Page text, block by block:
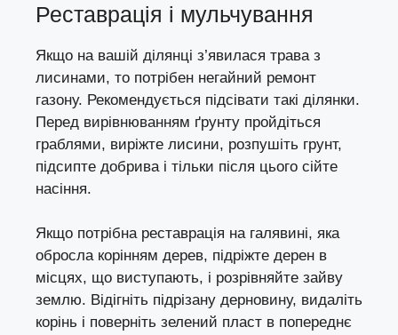
Реставрація і мульчування
Якщо на вашій ділянці з’явилася трава з
лисинами, то потрібен негайний ремонт
газону. Рекомендується підсівати такі ділянки.
Перед вирівнюванням ґрунту пройдіться
граблями, виріжте лисини, розпушіть грунт,
підсипте добрива і тільки після цього сійте
насіння.
Якщо потрібна реставрація на галявині, яка
обросла корінням дерев, підріжте дерен в
місцях, що виступають, і розрівняйте зайву
землю. Відігніть підрізану дерновину, видаліть
корінь і поверніть зелений пласт в попереднє